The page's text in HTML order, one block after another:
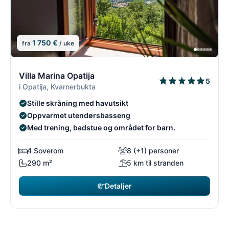
fra 1 750 € / uke
Villa Marina Opatija
i Opatija, Kvarnerbukta
5
Stille skråning med havutsikt
Oppvarmet utendørsbasseng
Med trening, badstue og området for barn.
4 Soverom
8 (+1) personer
290 m²
5 km til stranden
Detaljer